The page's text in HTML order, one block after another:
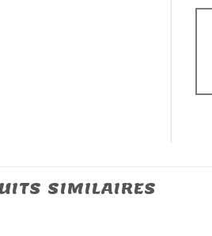
SIMILAIRES